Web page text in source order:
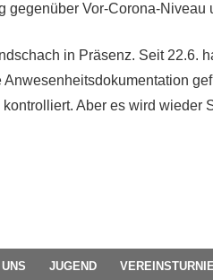
gegenüber Vor-Corona-
in Präsenz. Seit 22.6.
Aber es wird wieder
JUGEND